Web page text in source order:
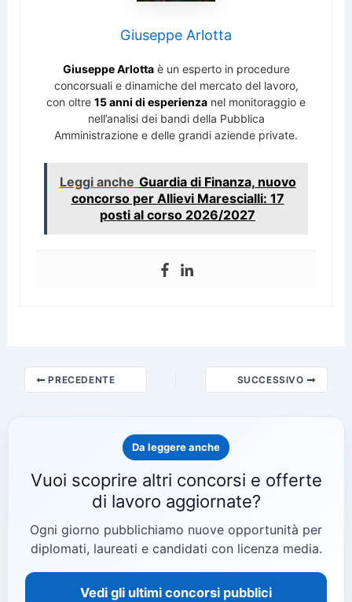
Giuseppe Arlotta
Giuseppe Arlottaè un esperto in procedure
concorsuali e dinamiche del mercato del lavoro,
con oltre 15 anni di esperienza nel monitoraggio e
nell’analisi dei bandi della Pubblica
Amministrazione e delle grandi aziende private.
Leggi anche Guardia di Finanza, nuovo
concorso per Allievi Marescialli: 17
posti al corso 2026/2027
PRECEDENTE SUCCESSIVO
Da leggere anche
Vuoi scoprire altri concorsi e offerte
di lavoro aggiornate?
Ogni giorno pubblichiamo nuove opportunità per
diplomati, laureati e candidati con licenza media.
Vedi gli ultimi concorsi pubblici